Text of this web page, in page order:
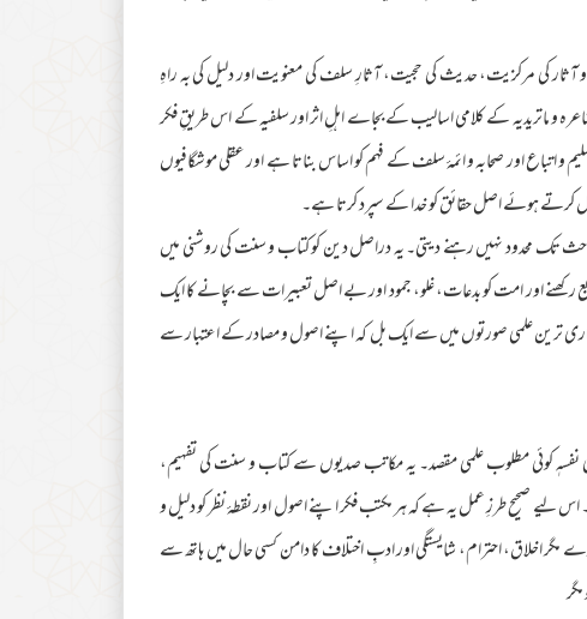
کی مرکزیت، حدیث کی حجیت، آثارِ سلف کی معنویت اور دلیل کی بہ راہِ
و ماتریدیہ کے کلامی اسالیب کے بجاے اہلِ اثر اور سلفیہ کے اس طریقِ فکر
اور صحابہ و ائمۂ سلف کے فہم کو اساس بناتا ہے اور عقلی موشگافیوں
کرتے ہوئے اصل حقائق کو خدا کے سپرد کرتا ہے۔
تک محدود نہیں رہنے دیتی۔ یہ دراصل دین کو کتاب و سنت کی روشنی میں
رکھنے اور امت کو بدعات، غلو، جمود اور بے اصل تعبیرات سے بچانے کا ایک
ترین علمی صورتوں میں سے ایک بل کہ اپنے اصول و مصادر کے اعتبار سے
نفسہٖ کوئی مطلوب علمی مقصد۔ یہ مکاتب صدیوں سے کتاب و سنت کی تفہیم،
اس لیے صحیح طرزِ عمل یہ ہے کہ ہر مکتب فکر اپنے اصول اور نقطۂ نظر کو دلیل و
احترام، شایستگی اور ادبِ اختلاف کا دامن کسی حال میں ہاتھ سے